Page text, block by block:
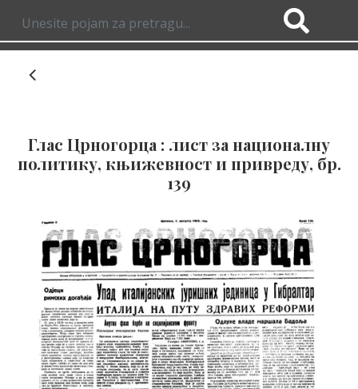
Глас Црногорца : лист за националну
политику, књижевност и привреду, бр.
139